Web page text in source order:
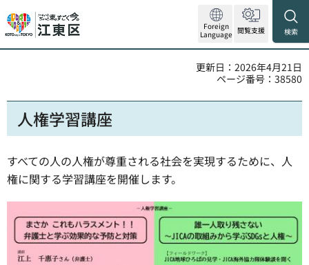
Foreign
Language 閲覧支援 検索
更新日：2026年4月21日
ページ番号：38580
人権学習講座
すべての人の人権が尊重される社会を実現するために、人
権に関する学習講座を開催します。